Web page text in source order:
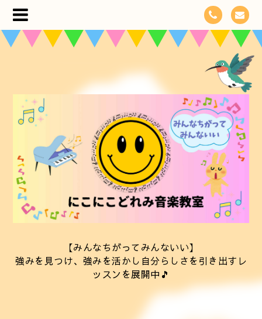
【みんなちがってみんないい】
強みを見つけ、強みを活かし自分らしさを引き出すレ
ッスンを展開中🎵